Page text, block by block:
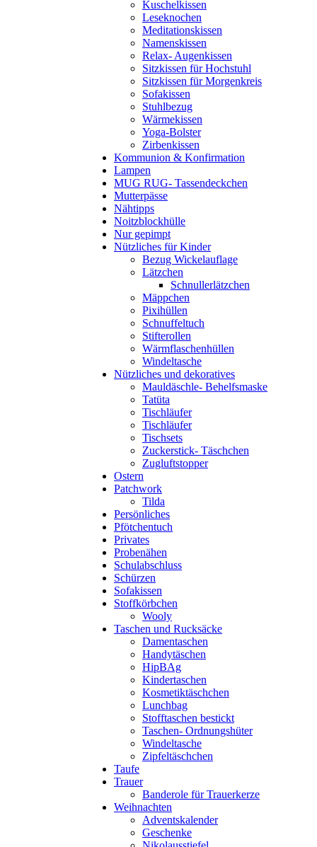
Kuschelkissen
Leseknochen
Meditationskissen
Namenskissen
Relax- Augenkissen
Sitzkissen für Hochstuhl
Sitzkissen für Morgenkreis
Sofakissen
Stuhlbezug
Wärmekissen
Yoga-Bolster
Zirbenkissen
Kommunion & Konfirmation
Lampen
MUG RUG- Tassendeckchen
Mutterpässe
Nähtipps
Noitzblockhülle
Nur gepimpt
Nützliches für Kinder
Bezug Wickelauflage
Lätzchen
Schnullerlätzchen
Mäppchen
Pixihüllen
Schnuffeltuch
Stifterollen
Wärmflaschenhüllen
Windeltasche
Nützliches und dekoratives
Mauldäschle- Behelfsmaske
Tatüta
Tischläufer
Tischläufer
Tischsets
Zuckerstick- Täschchen
Zugluftstopper
Ostern
Patchwork
Tilda
Persönliches
Pfötchentuch
Privates
Probenähen
Schulabschluss
Schürzen
Sofakissen
Stoffkörbchen
Wooly
Taschen und Rucksäcke
Damentaschen
Handytäschen
HipBAg
Kindertaschen
Kosmetiktäschchen
Lunchbag
Stofftaschen bestickt
Taschen- Ordnungshüter
Windeltasche
Zipfeltäschchen
Taufe
Trauer
Banderole für Trauerkerze
Weihnachten
Adventskalender
Geschenke